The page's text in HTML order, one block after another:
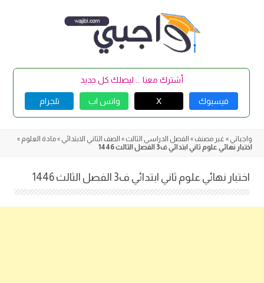
أشترك معنا ... ليصلك كل جديد
فيسبوك X واتس اب تلجرام
واجباتي » غير مصنف » الفصل الدراسي الثالث » الصف الثاني الابتدائي »مادة العلوم »
اختبار نهائي علوم ثاني ابتدائي ف3 الفصل الثالث 1446
اختبار نهائي علوم ثاني ابتدائي ف3 الفصل الثالث 1446